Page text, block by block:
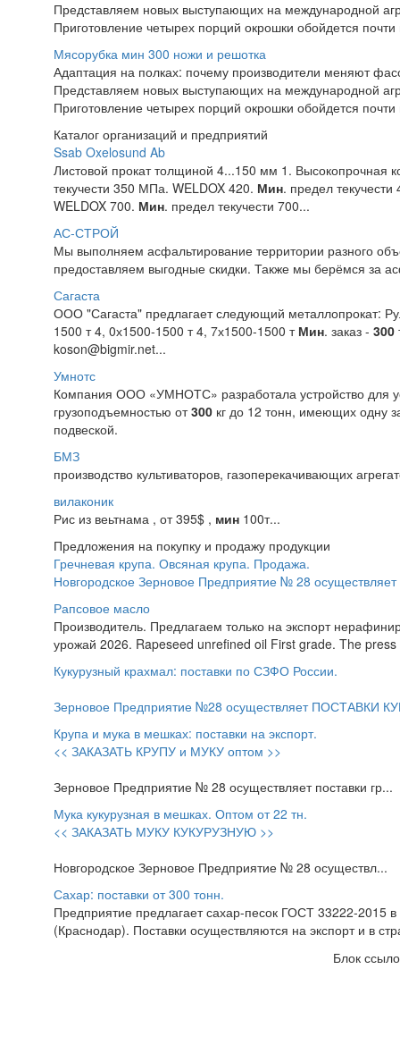
Представляем новых выступающих на международной
Приготовление четырех порций окрошки обойдется
Мясорубка мин 300 ножи и решотка
Адаптация на полках: почему производители меняют
Представляем новых выступающих на международной
Приготовление четырех порций окрошки обойдется
Каталог организаций и предприятий
Ssab Oxelosund Ab
Листовой прокат толщиной 4...150 мм 1. Высокопрочная
текучести 350 МПа. WELDOX 420. Мин. предел
WELDOX 700. Мин. предел текучести 700...
АС-СТРОЙ
Мы выполняем асфальтирование территории разного
предоставляем выгодные скидки. Также мы берёмся за
Сагаста
ООО "Сагаста" предлагает следующий металлопрокат:
1500 т 4, 0х1500-1500 т 4, 7х1500-1500 т Мин. заказ - 300
koson@bigmir.net...
Умнотс
Компания ООО «УМНОТС» разработала устройство для
грузоподъемностью от300 кг до 12 тонн, имеющих одну
подвеской.
БМЗ
производство культиваторов, газоперекачивающих
вилаконик
Рис из веьтнама , от 395$ , мин 100т...
Предложения на покупку и продажу продукции
Гречневая крупа. Овсяная крупа. Продажа.
Новгородское Зерновое Предприятие № 28
Рапсовое масло
Производитель. Предлагаем только на экспорт
урожай 2026. Rapeseed unrefined oil First grade. The
Кукурузный крахмал: поставки по СЗФО России.
Зерновое Предприятие №28 осуществляет ПОСТАВКИ
Крупа и мука в мешках: поставки на экспорт.
<< ЗАКАЗАТЬ КРУПУ и МУКУ оптом >>
Зерновое Предприятие № 28 осуществляет поставки гр...
Мука кукурузная в мешках. Оптом от 22 тн.
<< ЗАКАЗАТЬ МУКУ КУКУРУЗНУЮ >>
Новгородское Зерновое Предприятие № 28 осуществл...
Сахар: поставки от 300 тонн.
Предприятие предлагает сахар-песок ГОСТ 33222-2015
(Краснодар). Поставки осуществляются на экспорт и в
Блок